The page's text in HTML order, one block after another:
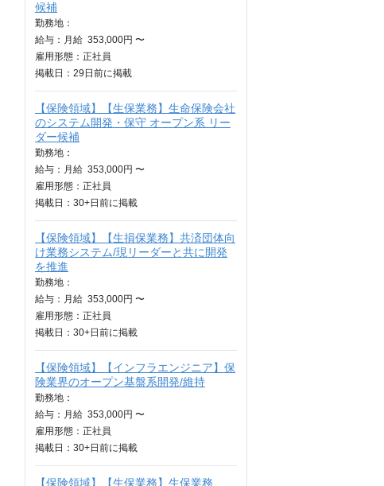
候補
勤務地：
給与： 月給 353,000円 〜
雇用形態：正社員
掲載日： 29日 前に掲載
【保険領域】【生保業務】生命保険会社
のシステム開発・保守 オープン系 リー
ダー候補
勤務地：
給与： 月給 353,000円 〜
雇用形態：正社員
掲載日： 30+日 前に掲載
【保険領域】【生損保業務】共済団体向
け業務システム/現リーダーと共に開発
を推進
勤務地：
給与： 月給 353,000円 〜
雇用形態：正社員
掲載日： 30+日 前に掲載
【保険領域】【インフラエンジニア】保
険業界のオープン基盤系開発/維持
勤務地：
給与： 月給 353,000円 〜
雇用形態：正社員
掲載日： 30+日 前に掲載
【保険領域】【生保業務】生保業務